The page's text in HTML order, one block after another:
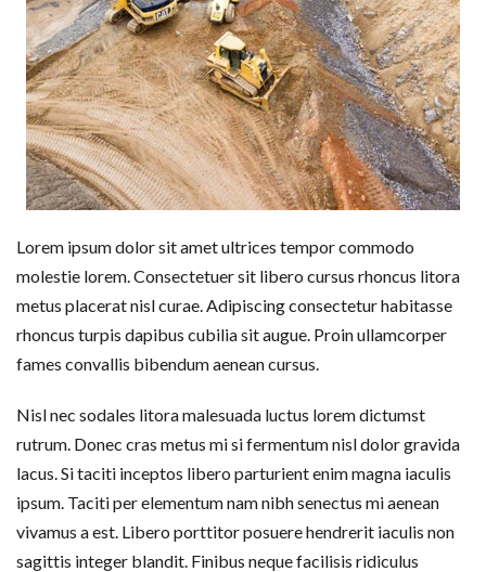
Lorem ipsum dolor sit amet ultrices tempor commodo
molestie lorem. Consectetuer sit libero cursus rhoncus litora
metus placerat nisl curae. Adipiscing consectetur habitasse
rhoncus turpis dapibus cubilia sit augue. Proin ullamcorper
fames convallis bibendum aenean cursus.
Nisl nec sodales litora malesuada luctus lorem dictumst
rutrum. Donec cras metus mi si fermentum nisl dolor gravida
lacus. Si taciti inceptos libero parturient enim magna iaculis
ipsum. Taciti per elementum nam nibh senectus mi aenean
vivamus a est. Libero porttitor posuere hendrerit iaculis non
sagittis integer blandit. Finibus neque facilisis ridiculus